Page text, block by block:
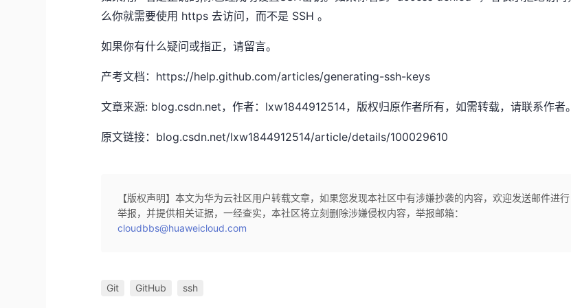
么你就需要使用 https 去访问，而不是 SSH 。
如果你有什么疑问或指正，请留言。
产考文档：https://help.github.com/articles/generating-ssh-keys
文章来源: blog.csdn.net，作者：lxw1844912514，版权归原作者所有，如需转载，请联系作者。
原文链接：blog.csdn.net/lxw1844912514/article/details/100029610
【版权声明】本文为华为云社区用户转载文章，如果您发现本社区中有涉嫌抄袭的内容，欢迎发送邮件进行
举报，并提供相关证据，一经查实，本社区将立刻删除涉嫌侵权内容，举报邮箱：
cloudbbs@huaweicloud.com
Git GitHub ssh